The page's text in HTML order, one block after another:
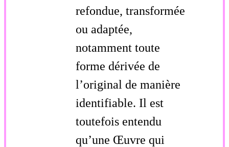
refondue, transformée
ou adaptée,
notamment toute
forme dérivée de
l’original de manière
identifiable. Il est
toutefois entendu
qu’une Œuvre qui